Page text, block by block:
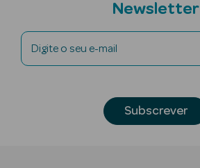
Celulite
Cicatrizes
Newsletter
Digite o seu e-mail
Subscrever